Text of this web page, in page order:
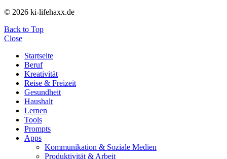
© 2026 ki-lifehaxx.de
Back to Top
Close
Startseite
Beruf
Kreativität
Reise & Freizeit
Gesundheit
Haushalt
Lernen
Tools
Prompts
Apps
Kommunikation & Soziale Medien
Produktivität & Arbeit